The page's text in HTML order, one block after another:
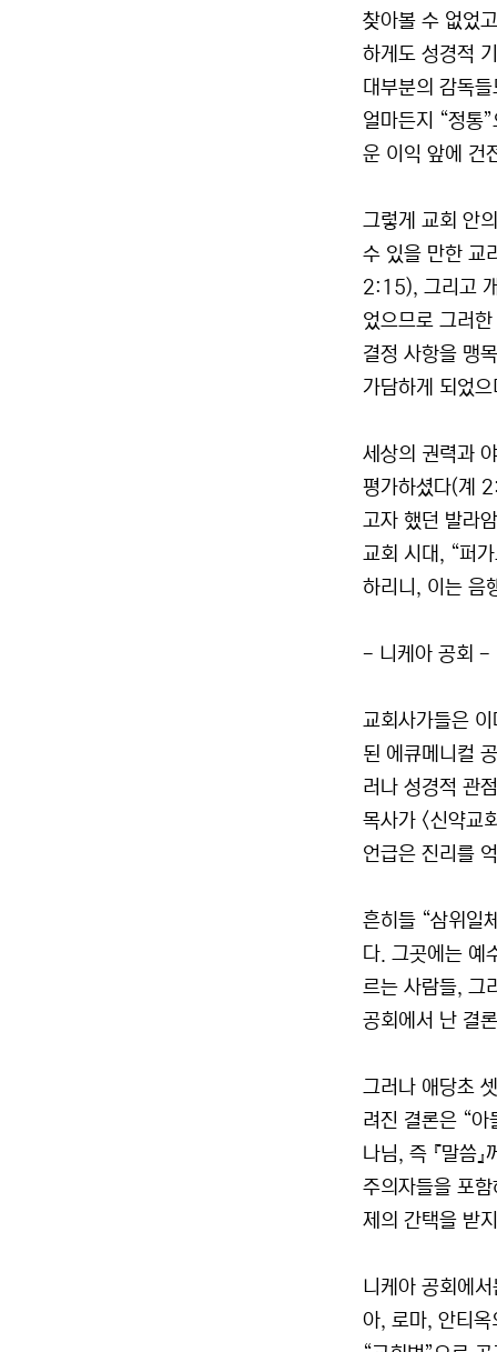
찾아볼 수 없었
하게도 성경적
대부분의 감독
얼마든지 “정통
운 이익 앞에 건
그렇게 교회 안
수 있을 만한 교
2:15), 그리고
었으므로 그러
결정 사항을 맹
가담하게 되었
세상의 권력과
평가하셨다(계
고자 했던 발라
교회 시대, “퍼
하리니, 이는 음
- 니케아 공회 -
교회사가들은
된 에큐메니컬
러나 성경적 관
목사가 <신약교
언급은 진리를
흔히들 “삼위일
다. 그곳에는 예
르는 사람들, 그
공회에서 난 결
그러나 애당초
려진 결론은 “
나님, 즉 『말씀
주의자들을 포
제의 간택을 받
니케아 공회에
아, 로마, 안티옥